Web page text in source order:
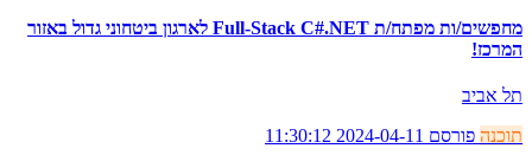
מחפשים/ות מפתח/ת Full-Stack C#.NET לארגון ביטחוני גדול באזור
המרכז!
תל אביב
תוכנה פורסם 2024-04-11 11:30:12